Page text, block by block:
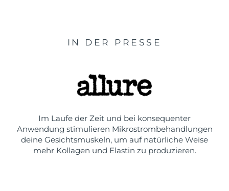
IN DER PRESSE
Im Laufe der Zeit und bei konsequenter
Anwendung stimulieren Mikrostrombehandlungen
deine Gesichtsmuskeln, um auf natürliche Weise
mehr Kollagen und Elastin zu produzieren.